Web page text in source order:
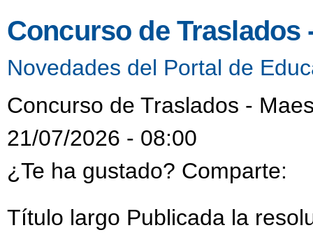
Concurso de Traslados
Novedades del Portal de
Concurso de Traslados -
21/07/2026 - 08:00
¿Te ha gustado? Comparte:
Título largo Publicada la